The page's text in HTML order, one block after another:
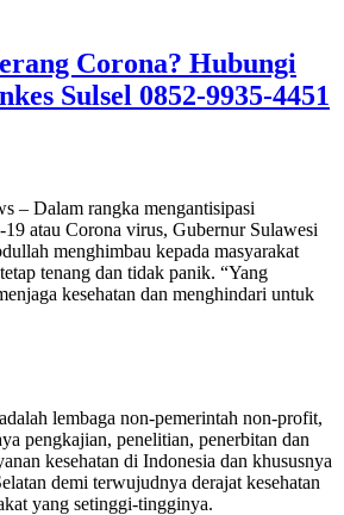
Corona? Hubungi
Sulsel 0852-9935-4451
– Dalam rangka mengantisipasi
atau Corona virus, Gubernur Sulawesi
menghimbau kepada masyarakat
tenang dan tidak panik. “Yang
kesehatan dan menghindari untuk
lembaga non-pemerintah non-profit,
pengkajian, penelitian, penerbitan dan
kesehatan di Indonesia dan khususnya
demi terwujudnya derajat kesehatan
yang setinggi-tingginya.